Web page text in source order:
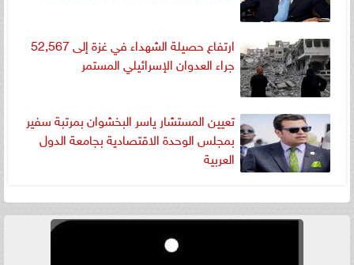
ارتفاع حصيلة الشهداء في غزة إلى 52,567
جراء العدوان الإسرائيلي المستمر
تعيين المستشار ياسر البخشوان بمرتبة سفير
بمجلس الوحدة الاقتصادية بجامعة الدول
العربية